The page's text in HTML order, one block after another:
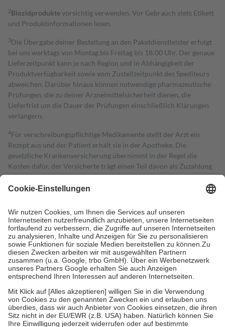
2Biozidproduktevorsichtig verwenden. Vor Gebrauch stets Etikett
und Produktinformationen lesen.
3Die Übergabe deiner Bestellung an den Paketdienstleister erfolgt
bei uns werktags von Montag bis Freitag bis 18:00 Uhr. Der genaue
Lieferzeitpunkt kann je nach Region und in Abhängigkeit der
Produktverfügbarkeit sowie vom Zustellzeitpunkt des Spediteurs
abweichen. Darüber hinaus können notwendige pharmazeutische
Prüfungen, die zu deiner Arzneimittelsicherheit dienen, die
Lieferfrist um die Dauer der Prüfungen einschließlich Klärungen
verlängern.
4Für verschreibungspflichtige Medikamente stellt der Arzt ein
Rezept aus und der Patient erhält sie in der Apotheke. Die
gesetzliche Krankenversicherung übernimmt in der Regel die
Kosten dafür, der Versicherte trägt einen Teil davon als Zuzahlung
mit.
Grundsätzlich leisten Mitglieder Zuzahlungen in Höhe von zehn
höchstens zehn Euro.
Es sind jedoch nie mehr als die tatsächlichen
Kosten der Leistung zu entrichten.
Diese Regeln gelten grundsätzlich auch für Online-Apotheken.
Bei Heilmitteln und häuslicher Krankenpflege beträgt die
Zuzahlung zehn Prozent der Kosten sowie zehn Euro je
Verordnung.
Um das Engagement der Versicherten für ihre eigene Gesundheit zu
stärken und die besondere Stellung der Familie zu unterstützen,
fallenkeine Zuzahlungenan bei:
• Kindern und Jugendlichen bis zum vollendeten 18. Lebensjahr
mit Ausnahme der Fahrkosten
• Untersuchungen zur Vorsorge und Früherkennung, die von der